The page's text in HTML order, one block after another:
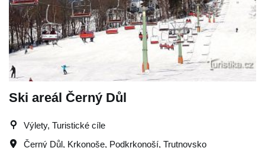
Ski areál Černý Důl
Výlety, Turistické cíle
Černý Důl, Krkonoše, Podkrkonoší, Trutnovsko